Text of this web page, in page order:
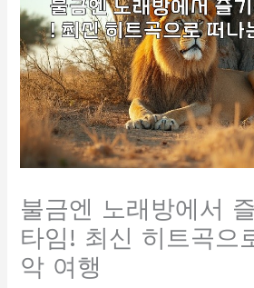
불금엔 노래방에서
타임! 최신 히트곡으
악 여행